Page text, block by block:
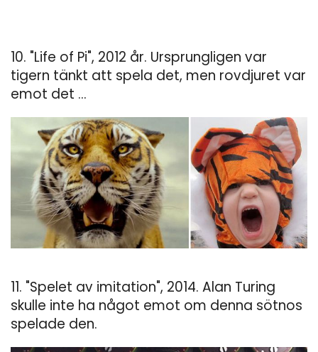
10. "Life of Pi", 2012 år. Ursprungligen var
tigern tänkt att spela det, men rovdjuret var
emot det ...
11. "Spelet av imitation", 2014. Alan Turing
skulle inte ha något emot om denna sötnos
spelade den.